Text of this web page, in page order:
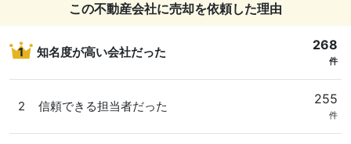
この不動産会社に売却を依頼した理由
1 知名度が高い会社だった 268
件
2 信頼できる担当者だった 255
件